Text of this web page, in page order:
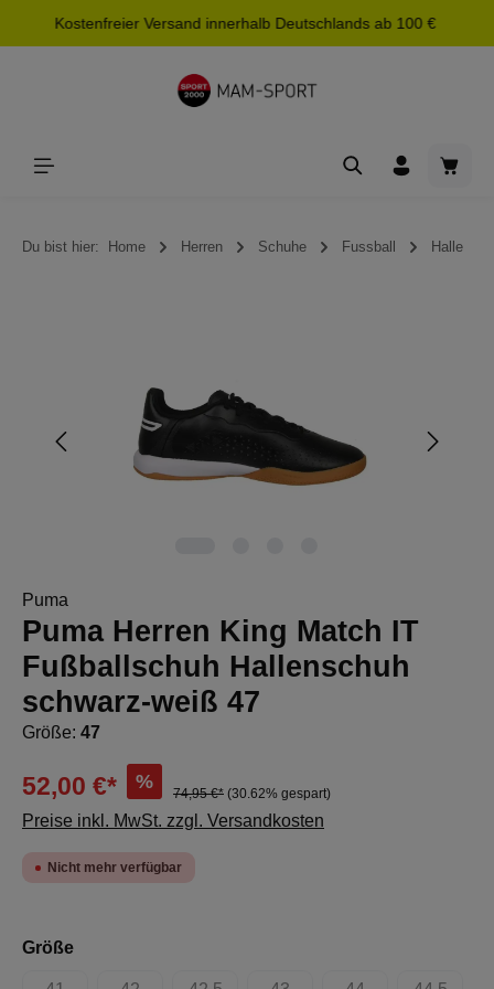
springen
Kostenfreier Versand innerhalb Deutschlands ab 100 €
Du bist hier: Home Herren Schuhe Fussball Halle
Puma
Puma Herren King Match IT
Fußballschuh Hallenschuh
schwarz-weiß 47
Größe: 47
52,00 €* %
74,95 €* (30.62% gespart)
Preise inkl. MwSt. zzgl. Versandkosten
Nicht mehr verfügbar
Größeauswählen